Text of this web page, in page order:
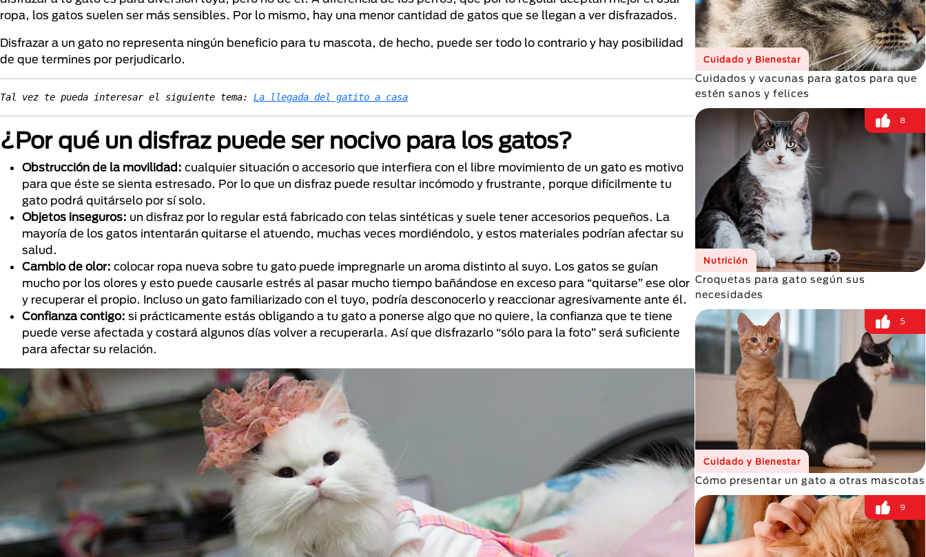
ropa, los gatos suelen ser más sensibles. Por lo mismo, hay una menor cantidad de gatos que se llegan a ver disfrazados.
Disfrazar a un gato no representa ningún beneficio para tu mascota, de hecho, puede ser todo lo contrario y hay posibilidad
de que termines por perjudicarlo.
Tal vez te pueda interesar el siguiente tema: La llegada del gatito a casa
¿Por qué un disfraz puede ser nocivo para los gatos?
Obstrucción de la movilidad: cualquier situación o accesorio que interfiera con el libre movimiento de un gato es motivo
para que éste se sienta estresado. Por lo que un disfraz puede resultar incómodo y frustrante, porque difícilmente tu
gato podrá quitárselo por sí solo.
Objetos inseguros: un disfraz por lo regular está fabricado con telas sintéticas y suele tener accesorios pequeños. La
mayoría de los gatos intentarán quitarse el atuendo, muchas veces mordiéndolo, y estos materiales podrían afectar su
salud.
Cambio de olor: colocar ropa nueva sobre tu gato puede impregnarle un aroma distinto al suyo. Los gatos se guían
mucho por los olores y esto puede causarle estrés al pasar mucho tiempo bañándose en exceso para “quitarse” ese olor
y recuperar el propio. Incluso un gato familiarizado con el tuyo, podría desconocerlo y reaccionar agresivamente ante él.
Confianza contigo: si prácticamente estás obligando a tu gato a ponerse algo que no quiere, la confianza que te tiene
puede verse afectada y costará algunos días volver a recuperarla. Así que disfrazarlo “sólo para la foto” será suficiente
para afectar su relación.
Cuidado y Bienestar
Cuidados y vacunas para gatos para que
estén sanos y felices
8
Nutrición
Croquetas para gato según sus
necesidades
5
Cuidado y Bienestar
Cómo presentar un gato a otras mascotas
9